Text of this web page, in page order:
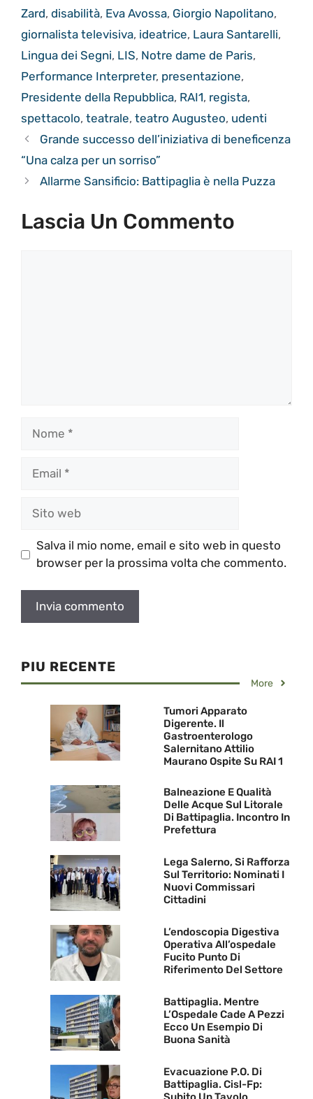
Zard, disabilità, Eva Avossa, Giorgio Napolitano,
giornalista televisiva, ideatrice, Laura Santarelli,
Lingua dei Segni, LIS, Notre dame de Paris,
Performance Interpreter, presentazione,
Presidente della Repubblica, RAI1, regista,
spettacolo, teatrale, teatro Augusteo, udenti
Grande successo dell’iniziativa di beneficenza
“Una calza per un sorriso”
Allarme Sansificio: Battipaglia è nella Puzza
Lascia Un Commento
Salva il mio nome, email e sito web in questo
browser per la prossima volta che commento.
PIU RECENTE
More
Tumori Apparato
Digerente. Il
Gastroenterologo
Salernitano Attilio
Maurano Ospite Su RAI 1
Balneazione E Qualità
Delle Acque Sul Litorale
Di Battipaglia. Incontro In
Prefettura
Lega Salerno, Si Rafforza
Sul Territorio: Nominati I
Nuovi Commissari
Cittadini
L’endoscopia Digestiva
Operativa All’ospedale
Fucito Punto Di
Riferimento Del Settore
Battipaglia. Mentre
L’Ospedale Cade A Pezzi
Ecco Un Esempio Di
Buona Sanità
Evacuazione P.O. Di
Battipaglia. Cisl-Fp: